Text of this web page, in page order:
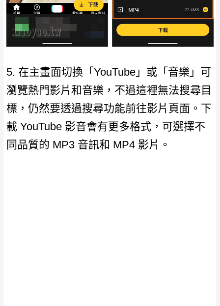
5. 在主畫面切換「YouTube」或「音樂」可
瀏覽熱門影片和音樂，不過這裡無法搜尋目
標，仍然要透過搜尋功能前往影片頁面。下
載 YouTube 影音會有更多格式，可選擇不
同品質的 MP3 音訊和 MP4 影片。